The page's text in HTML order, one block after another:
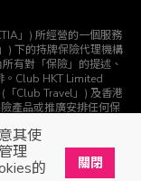
其使
理
的
關閉
」) 所經營的一個服務
) 下的持牌保險代理機構
有對「保險」的提述、
。Club HKT Limited
「Club Travel」) 及香港
產品或推廣安排任何保